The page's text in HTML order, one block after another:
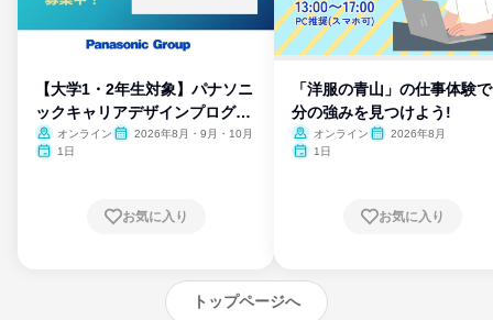
【大学1・2年生対象】パナソニ
ックキャリアデザインプログラ
ム
オンライン
2026年8月・9月・10月
1日
お気に入り
「洋服の青山」の仕事体験
分の強みを見つけよう!
オンライン
2026年8月
1日
お気に入り
トップページへ